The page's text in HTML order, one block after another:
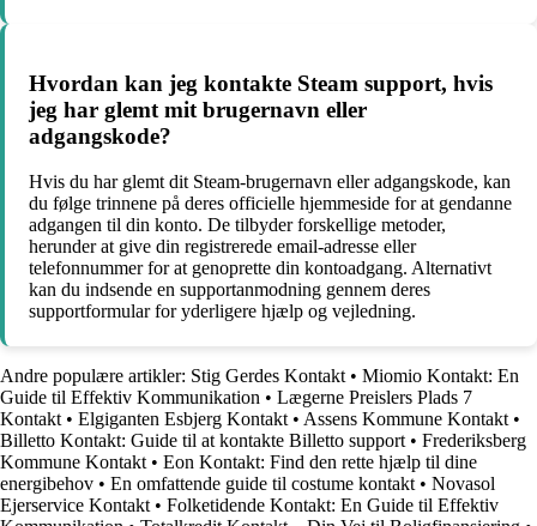
Hvordan kan jeg kontakte Steam support, hvis
jeg har glemt mit brugernavn eller
adgangskode?
Hvis du har glemt dit Steam-brugernavn eller adgangskode, kan
du følge trinnene på deres officielle hjemmeside for at gendanne
adgangen til din konto. De tilbyder forskellige metoder,
herunder at give din registrerede email-adresse eller
telefonnummer for at genoprette din kontoadgang. Alternativt
kan du indsende en supportanmodning gennem deres
supportformular for yderligere hjælp og vejledning.
Andre populære artikler: Stig Gerdes Kontakt • Miomio Kontakt: En
Guide til Effektiv Kommunikation • Lægerne Preislers Plads 7
Kontakt • Elgiganten Esbjerg Kontakt • Assens Kommune Kontakt •
Billetto Kontakt: Guide til at kontakte Billetto support • Frederiksberg
Kommune Kontakt • Eon Kontakt: Find den rette hjælp til dine
energibehov • En omfattende guide til costume kontakt • Novasol
Ejerservice Kontakt • Folketidende Kontakt: En Guide til Effektiv